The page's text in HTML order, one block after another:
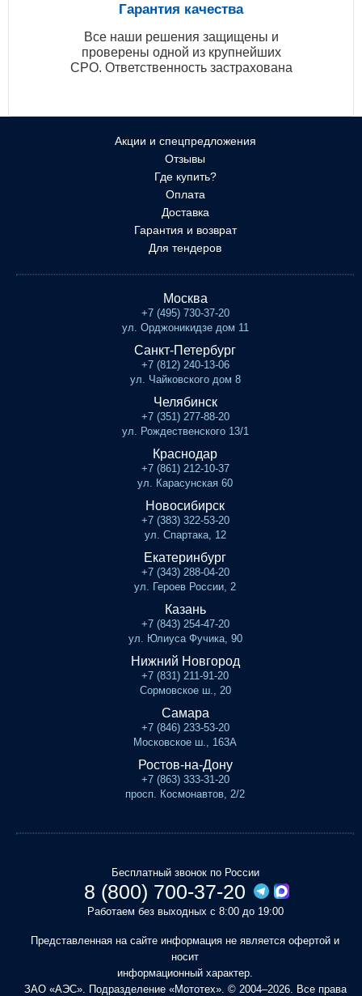
Гарантия качества
Все наши решения защищены и
проверены одной из крупнейших
СРО. Ответственность застрахована
Акции и спецпредложения
Отзывы
Где купить?
Оплата
Доставка
Гарантия и возврат
Для тендеров
Москва
+7 (495) 730-37-20
ул. Орджоникидзе дом 11
Санкт-Петербург
+7 (812) 240-13-06
ул. Чайковского дом 8
Челябинск
+7 (351) 277-88-20
ул. Рождественского 13/1
Краснодар
+7 (861) 212-10-37
ул. Карасунская 60
Новосибирск
+7 (383) 322-53-20
ул. Спартака, 12
Екатеринбург
+7 (343) 288-04-20
ул. Героев России, 2
Казань
+7 (843) 254-47-20
ул. Юлиуса Фучика, 90
Нижний Новгород
+7 (831) 211-91-20
Сормовское ш., 20
Самара
+7 (846) 233-53-20
Московское ш., 163А
Ростов-на-Дону
+7 (863) 333-31-20
просп. Космонавтов, 2/2
Бесплатный звонок по России
8 (800) 700-37-20
Работаем без выходных с 8:00 до 19:00
Представленная на сайте информация не является офертой и
носит
информационный характер.
ЗАО «АЭС». Подразделение «Мототех». © 2004–2026. Все права